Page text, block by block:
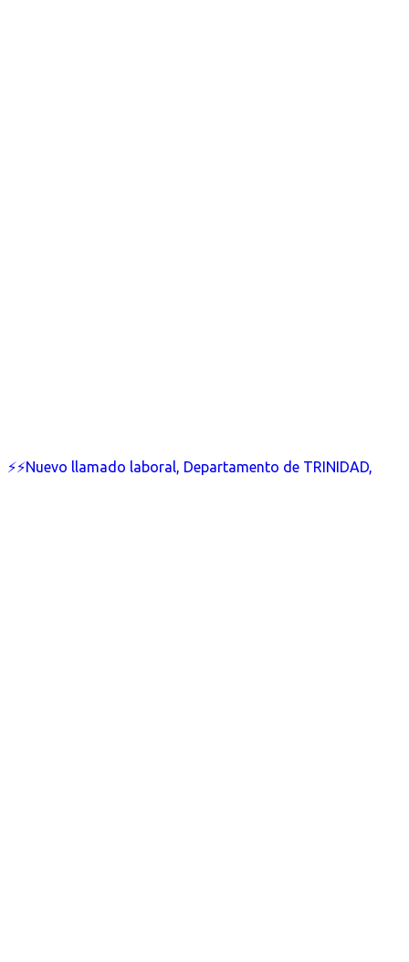
⚡⚡Nuevo llamado laboral, Departamento de TRINIDAD,